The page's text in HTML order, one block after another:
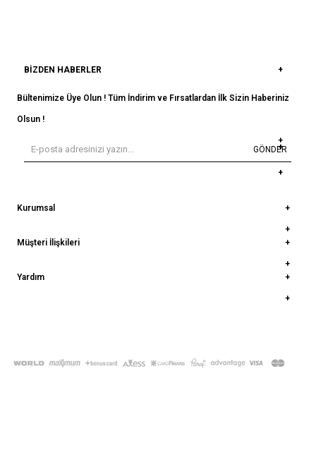
BIZDEN HABERLER
Bültenimize Üye Olun ! Tüm İndirim ve Fırsatlardan İlk Sizin Haberiniz
Olsun !
GÖNDER
Kurumsal
Müşteri İlişkileri
Yardım